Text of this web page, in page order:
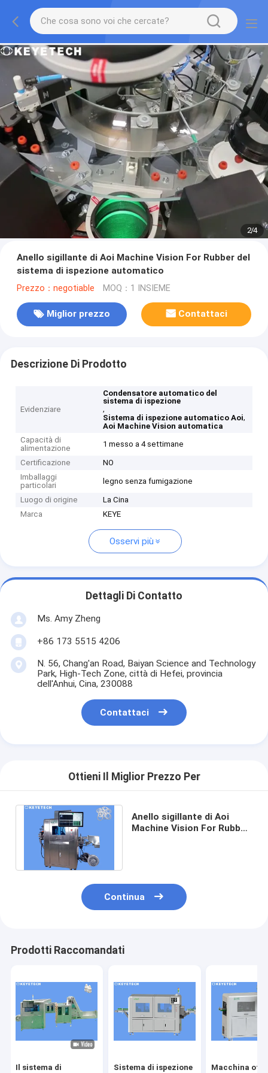
2/4
Anello sigillante di Aoi Machine Vision For Rubber del
sistema di ispezione automatico
Prezzo：negotiable MOQ：1 INSIEME
Miglior prezzo Contattaci
Descrizione Di Prodotto
Evidenziare
Condensatore automatico del
sistema di ispezione
,
Sistema di ispezione automatico Aoi,
Aoi Machine Vision automatica
Capacità di
alimentazione
1 messo a 4 settimane
Certificazione
NO
Imballaggi
particolari
legno senza fumigazione
Luogo di origine
La Cina
Marca
KEYE
Osservi più
Dettagli Di Contatto
Ms. Amy Zheng
+86 173 5515 4206
N. 56, Chang'an Road, Baiyan Science and Technology
Park, High-Tech Zone, città di Hefei, provincia
dell'Anhui, Cina, 230088
Contattaci
Ottieni Il Miglior Prezzo Per
Anello sigillante di Aoi
Machine Vision For Rubber
Continua
Prodotti Raccomandati
Il sistema di
Sistema di ispezione
Macchina